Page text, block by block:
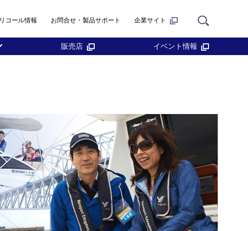
リコール情報 お問合せ・製品サポート 企業サイト
販売店 イベント情報